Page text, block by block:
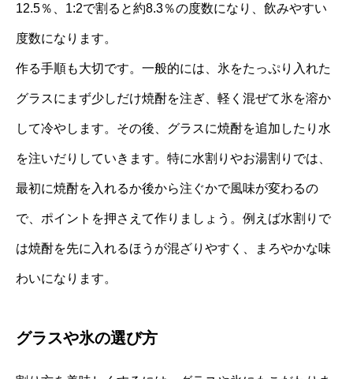
12.5％、1:2で割ると約8.3％の度数になり、飲みやすい
度数になります。
作る手順も大切です。一般的には、氷をたっぷり入れた
グラスにまず少しだけ焼酎を注ぎ、軽く混ぜて氷を溶か
して冷やします。その後、グラスに焼酎を追加したり水
を注いだりしていきます。特に水割りやお湯割りでは、
最初に焼酎を入れるか後から注ぐかで風味が変わるの
で、ポイントを押さえて作りましょう。例えば水割りで
は焼酎を先に入れるほうが混ざりやすく、まろやかな味
わいになります。
グラスや氷の選び方